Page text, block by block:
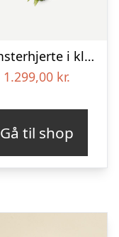
Blomsterhjerte i klassisk stil – pink
1.299,00 kr.
Gå til shop